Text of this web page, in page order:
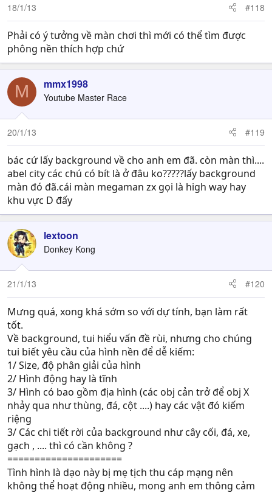
18/1/13 #118
Phải có ý tưởng về màn chơi thì mới có thể tìm được
phông nền thích hợp chứ
M mmx1998
Youtube Master Race
20/1/13 #119
bác cứ lấy background về cho anh em đã. còn màn thì....
abel city các chú có bít là ở đâu ko?????lấy background
màn đó đã.cái màn megaman zx gọi là high way hay
khu vực D đấy
lextoon
Donkey Kong
21/1/13 #120
Mưng quá, xong khá sớm so với dự tính, bạn làm rất
tốt.
Về background, tui hiểu vấn đề rùi, nhưng cho chúng
tui biết yêu cầu của hình nền để dễ kiếm:
1/ Size, độ phân giải của hình
2/ Hình động hay là tĩnh
3/ Hình có bao gồm địa hình (các obj cản trở để obj X
nhảy qua như thùng, đá, cột ....) hay các vật đó kiếm
riệng
3/ Các chi tiết rời của background như cây cối, đá, xe,
gạch , .... thì có cần không ?
=====================
Tình hình là dạo này bị mẹ tịch thu cáp mạng nên
không thể hoạt động nhiều, mong anh em thông cảm